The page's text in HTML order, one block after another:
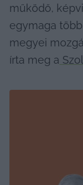
működő,
egymaga
megyei
írta meg a